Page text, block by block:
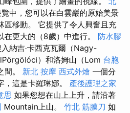
中，您可以在白雲巖的原始美景
區移動。 它提供了令人興奮且充
更大的（8歲）中進行。 防水膠
納吉·卡西克瓦爾（Nagy-
）和洛姆山（Lom 台胞
間。 新北 按摩 西式外燴 一個分
這是卡羅琳娜。 產後護理之家
思 如果您想在山上上升，請沿著
Mountain上山。 竹北 筋膜刀 如